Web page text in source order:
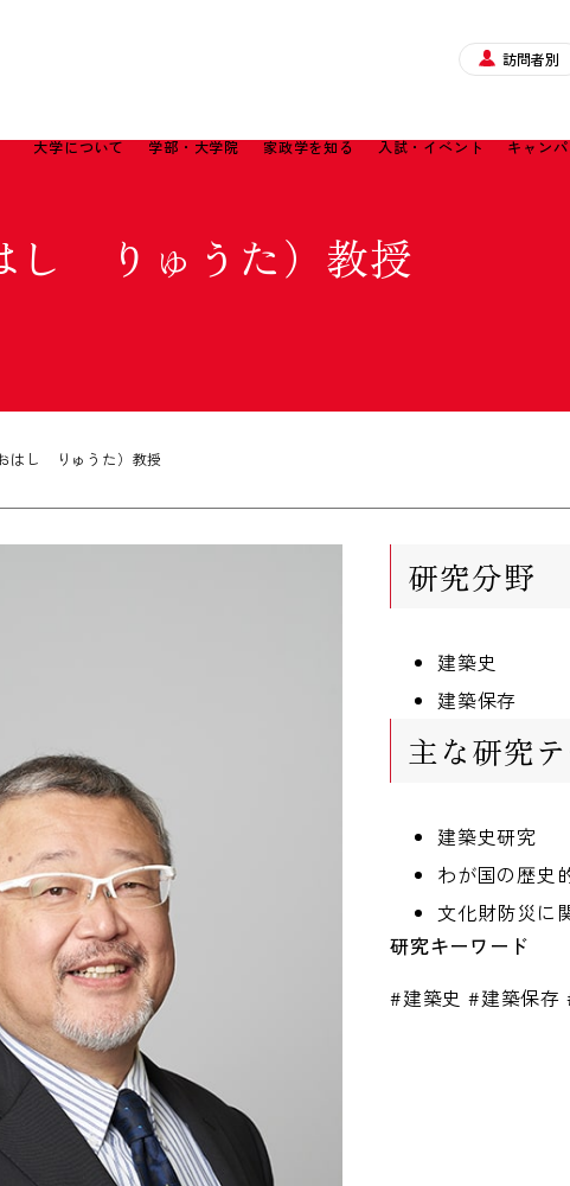
訪問者別
大学について 学部・大学院 家政学を知る 入試・イベント キャン
し りゅうた）教授
はし りゅうた）教授
研究分野
建築史
建築保存
主な研究
建築史研究
わが国の歴史
文化財防災に
研究キーワード
#建築史 #建築保存